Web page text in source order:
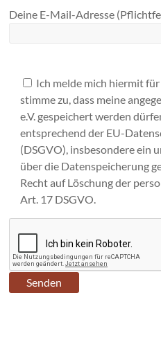
Deine E-Mail-Adresse
Ich melde mich hiermit
stimme zu, dass meine
e.V. gespeichert werden
entsprechend der EU-
(DSGVO), insbesondere ein
über die Datenspeicherung
Recht auf Löschung der
Art. 17 DSGVO.